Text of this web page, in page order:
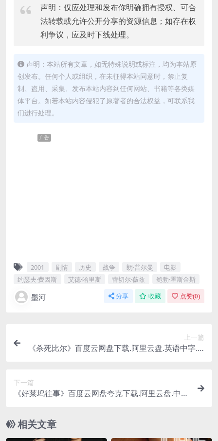
声明：仅应处理和发布你明确拥有授权、可合
法转载或允许公开分享的资源信息；如存在权
利争议，应及时下线处理。
声明：本站所有文章，如无特殊说明或标注，均为本站原
创发布。任何个人或组织，在未征得本站同意时，禁止复
制、盗用、采集、发布本站内容到任何网站、书籍等各类媒
体平台。如若本站内容侵犯了原著者的合法权益，可联系我
们进行处理。
广告
2001 剧情 历史 战争 朗·普尔曼
电影
约瑟夫·费因斯
艾德·哈里斯 蕾切尔·薇兹 鲍勃·霍斯金斯
墨河 分享 收藏 点赞(0)
上一篇
《杀死比尔》百度云网盘下载.阿里云盘.英语中字.(2
下一篇
《好莱坞往事》百度云网盘夸克下载.阿里云盘.中
相关文章